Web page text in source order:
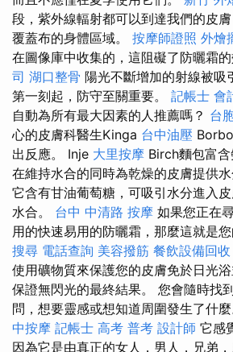
段，紫外線輻射都可以到達我們的皮
覆蓋布的身體區域。 按摩師證照 外燴
在圖像庫中收集的，這阻礙了防曬霜的
司 湖口整骨 陽光不斷增加的射線被吸
第一刻起，防守至關重要。 記帳士 會
自動為所有最大因素的人推薦嗎？ 台
心的皮膚科醫生Kinga 台中油壓
出反應。 Inje 大里按摩 Birch麵包富
在維持水合的同時為乾燥的皮膚提供水
它含有甘油葡萄糖，可吸引水分進入
水合。 台中 中清路 按摩 如果您正在
用的快速易用的防曬霜，那麼這就是您
搜尋 電話查詢 美容撥筋 餐飲設備回收
使用礦物質來保護您的皮膚免於日光
保證無閃光的最終結果。 您會隨時找
問，想要靈感或想知道周圍發生了什麼
中按摩 記帳士 高考 普考 設計師 它感
因為它是由真正的女人，男人，兄弟，